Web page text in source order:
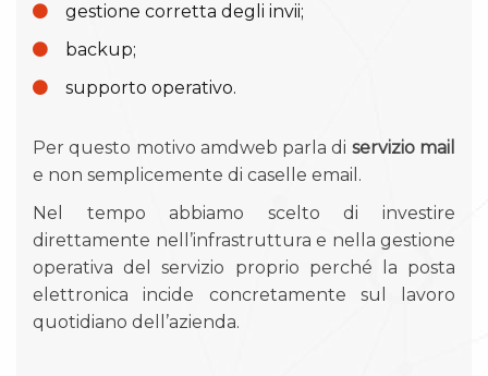
gestione corretta degli invii;
backup;
supporto operativo.
Per questo motivo amdweb parla di servizio mail
e non semplicemente di caselle email.
Nel tempo abbiamo scelto di investire
direttamente nell’infrastruttura e nella gestione
operativa del servizio proprio perché la posta
elettronica incide concretamente sul lavoro
quotidiano dell’azienda.